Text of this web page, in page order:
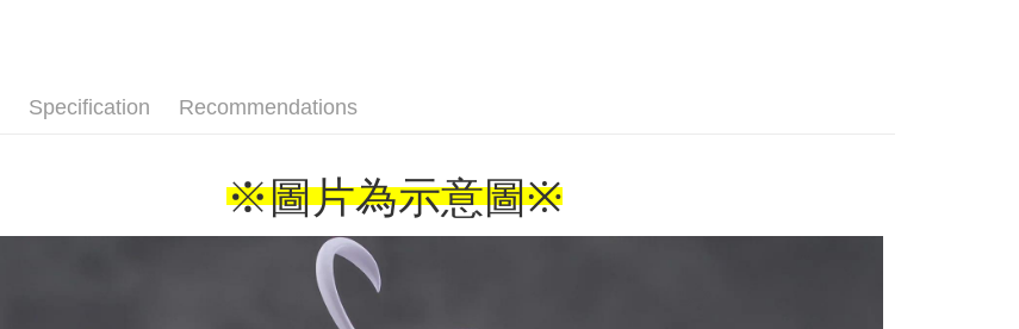
Specification Recommendations
※圖片為示意圖※